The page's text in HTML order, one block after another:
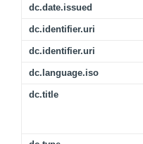
dc.date.issued
dc.identifier.uri
dc.identifier.uri
dc.language.iso
dc.title